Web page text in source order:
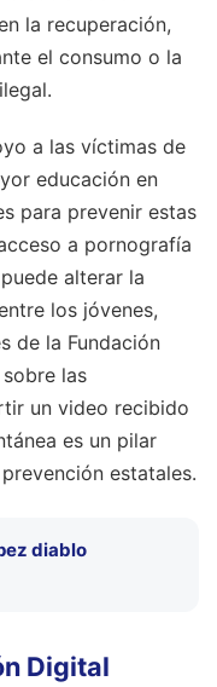
la recuperación,
el consumo o la
a las víctimas de
educación en
para prevenir estas
a pornografía
alterar la
los jóvenes,
de la Fundación
las
un video recibido
es un pilar
estatales.
diablo
Digital